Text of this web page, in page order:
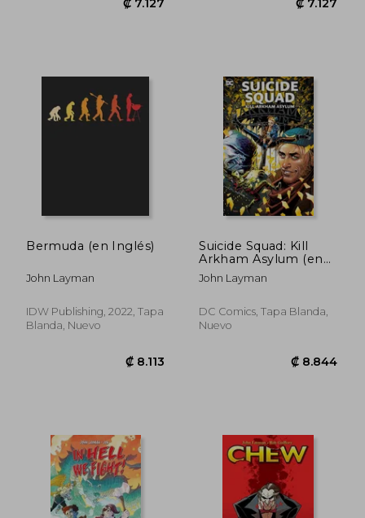
Bermuda (en Inglés)
John Layman
IDW Publishing, 2022, Tapa
Blanda, Nuevo
Suicide Squad: Kill
Arkham Asylum (en
Inglés)
John Layman
DC Comics, Tapa Blanda,
Nuevo